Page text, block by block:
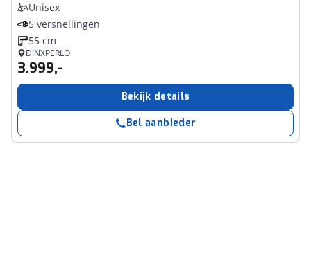
Unisex
5 versnellingen
55 cm
DINXPERLO
3.999,-
Bekijk details
Bel aanbieder